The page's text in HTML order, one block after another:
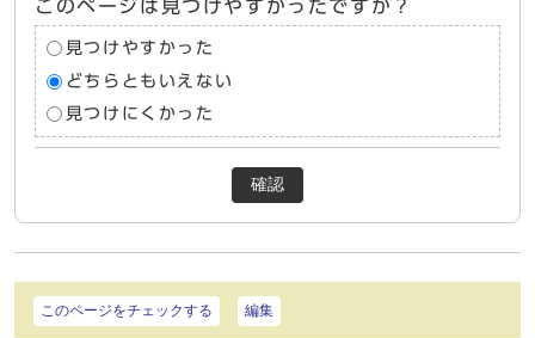
このページは見つけやすかったですか？
見つけやすかった
どちらともいえない
見つけにくかった
確認
このページをチェックする 編集